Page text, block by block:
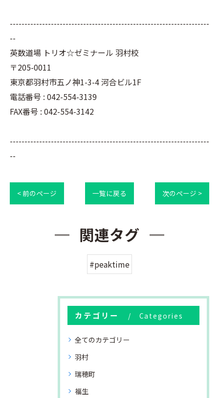
--------------------------------------------------------------------
--
英数道場 トリオ☆ゼミナール 羽村校
〒205-0011
東京都羽村市五ノ神1-3-4 河合ビル1F
電話番号 : 042-554-3139
FAX番号 : 042-554-3142
--------------------------------------------------------------------
--
< 前のページ 一覧に戻る 次のページ >
関連タグ
#peaktime
カテゴリー Categories
全てのカテゴリー
羽村
瑞穂町
福生